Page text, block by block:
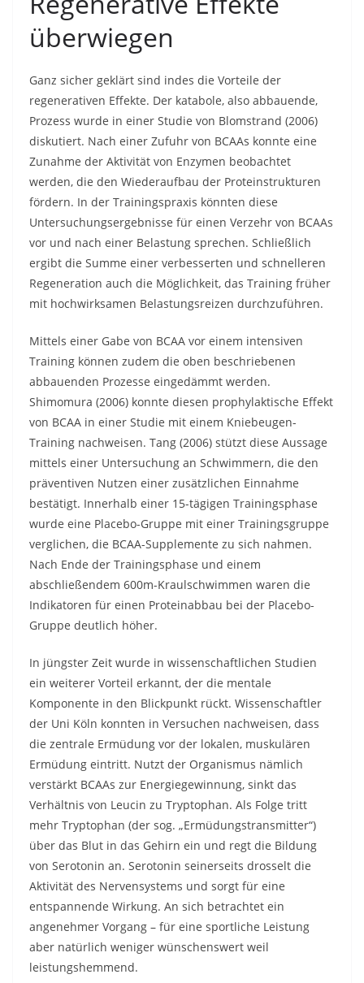
überwiegen
Ganz sicher geklärt sind indes die Vorteile der
regenerativen Effekte. Der katabole, also abbauende,
Prozess wurde in einer Studie von Blomstrand (2006)
diskutiert. Nach einer Zufuhr von BCAAs konnte eine
Zunahme der Aktivität von Enzymen beobachtet
werden, die den Wiederaufbau der Proteinstrukturen
fördern. In der Trainingspraxis könnten diese
Untersuchungsergebnisse für einen Verzehr von BCAAs
vor und nach einer Belastung sprechen. Schließlich
ergibt die Summe einer verbesserten und schnelleren
Regeneration auch die Möglichkeit, das Training früher
mit hochwirksamen Belastungsreizen durchzuführen.
Mittels einer Gabe von BCAA vor einem intensiven
Training können zudem die oben beschriebenen
abbauenden Prozesse eingedämmt werden.
Shimomura (2006) konnte diesen prophylaktische Effekt
von BCAA in einer Studie mit einem Kniebeugen-
Training nachweisen. Tang (2006) stützt diese Aussage
mittels einer Untersuchung an Schwimmern, die den
präventiven Nutzen einer zusätzlichen Einnahme
bestätigt. Innerhalb einer 15-tägigen Trainingsphase
wurde eine Placebo-Gruppe mit einer Trainingsgruppe
verglichen, die BCAA-Supplemente zu sich nahmen.
Nach Ende der Trainingsphase und einem
abschließendem 600m-Kraulschwimmen waren die
Indikatoren für einen Proteinabbau bei der Placebo-
Gruppe deutlich höher.
In jüngster Zeit wurde in wissenschaftlichen Studien
ein weiterer Vorteil erkannt, der die mentale
Komponente in den Blickpunkt rückt. Wissenschaftler
der Uni Köln konnten in Versuchen nachweisen, dass
die zentrale Ermüdung vor der lokalen, muskulären
Ermüdung eintritt. Nutzt der Organismus nämlich
verstärkt BCAAs zur Energiegewinnung, sinkt das
Verhältnis von Leucin zu Tryptophan. Als Folge tritt
mehr Tryptophan (der sog. „Ermüdungstransmitter“)
über das Blut in das Gehirn ein und regt die Bildung
von Serotonin an. Serotonin seinerseits drosselt die
Aktivität des Nervensystems und sorgt für eine
entspannende Wirkung. An sich betrachtet ein
angenehmer Vorgang – für eine sportliche Leistung
aber natürlich weniger wünschenswert weil
leistungshemmend.